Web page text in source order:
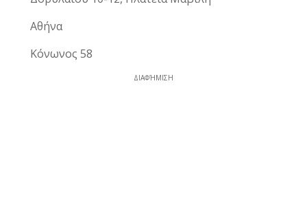
Αθήνα
Κόνωνος 58
ΔΙΑΦΉΜΙΣΗ